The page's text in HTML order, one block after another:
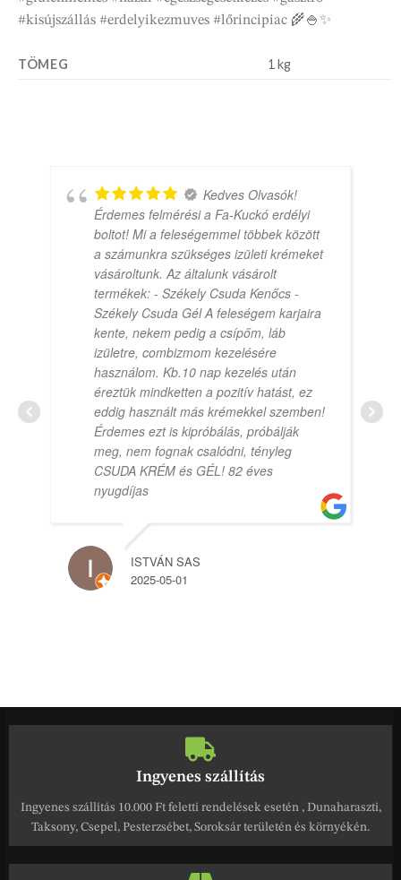
#kisújszállás #erdelyikezmuves #lőrincipiac 🌾🍚✨
TÖMEG 1 kg
Kedves Olvasók!
Érdemes felmérési a Fa-Kuckó erdélyi
boltot! Mi a feleségemmel többek között
a számunkra szükséges izületi krémeket
vásároltunk. Az általunk vásárolt
termékek: - Székely Csuda Kenőcs -
Székely Csuda Gél A feleségem karjaira
kente, nekem pedig a csípőm, láb
izületre, combizmom kezelésére
használom. Kb.10 nap kezelés után
éreztük mindketten a pozitív hatást, ez
eddig használt más krémekkel szemben!
Érdemes ezt is kipróbálás, próbálják
meg, nem fognak csalódni, tényleg
CSUDA KRÉM és GÉL! 82 éves
nyugdíjas
ISTVÁN SAS
2025-05-01
Ingyenes szállítás
Ingyenes szállítás 10.000 Ft feletti rendelések esetén , Dunaharaszti,
Taksony, Csepel, Pesterzsébet, Soroksár területén és környékén.